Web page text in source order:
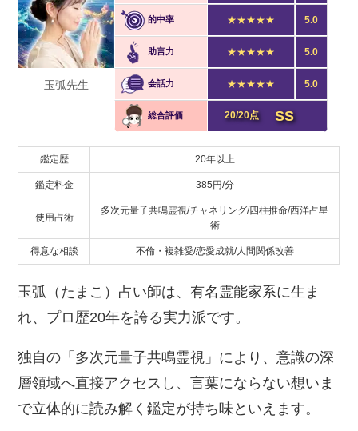
玉弧先生
的中率 ★★★★★ 5.0
助言力 ★★★★★ 5.0
会話力 ★★★★★ 5.0
総合評価 20/20点 SS
鑑定歴 20年以上
鑑定料金 385円/分
使用占術
多次元量子共鳴霊視/チャネリング/四柱推命/西洋占星
術
得意な相談 不倫・複雑愛/恋愛成就/人間関係改善
玉弧（たまこ）占い師は、有名霊能家系に生ま
れ、プロ歴20年を誇る実力派です。
独自の「多次元量子共鳴霊視」により、意識の深
層領域へ直接アクセスし、言葉にならない想いま
で立体的に読み解く鑑定が持ち味といえます。